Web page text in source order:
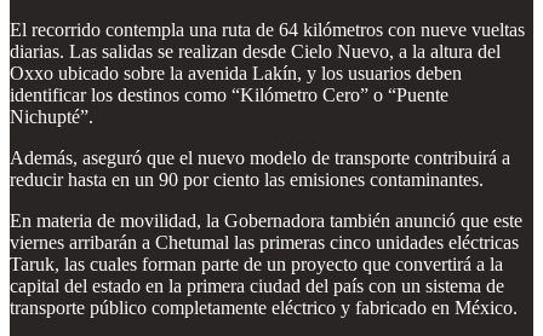
El recorrido contempla una ruta de 64 kilómetros con nueve vueltas
diarias. Las salidas se realizan desde Cielo Nuevo, a la altura del
Oxxo ubicado sobre la avenida Lakín, y los usuarios deben
identificar los destinos como “Kilómetro Cero” o “Puente
Nichupté”.
Además, aseguró que el nuevo modelo de transporte contribuirá a
reducir hasta en un 90 por ciento las emisiones contaminantes.
En materia de movilidad, la Gobernadora también anunció que este
viernes arribarán a Chetumal las primeras cinco unidades eléctricas
Taruk, las cuales forman parte de un proyecto que convertirá a la
capital del estado en la primera ciudad del país con un sistema de
transporte público completamente eléctrico y fabricado en México.